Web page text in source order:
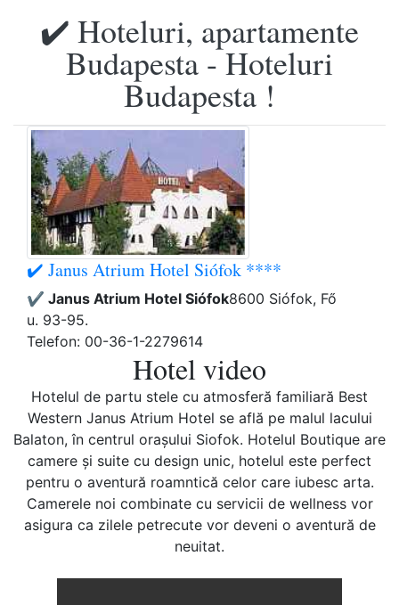
✔️ Hoteluri, apartamente
Budapesta - Hoteluri
Budapesta !
✔️ Janus Atrium Hotel Siófok ****
✔️ Janus Atrium Hotel Siófok8600 Siófok, Fő
u. 93-95.
Telefon: 00-36-1-2279614
Hotel video
Hotelul de partu stele cu atmosferă familiară Best
Western Janus Atrium Hotel se află pe malul lacului
Balaton, în centrul oraşului Siofok. Hotelul Boutique are
camere şi suite cu design unic, hotelul este perfect
pentru o aventură roamntică celor care iubesc arta.
Camerele noi combinate cu servicii de wellness vor
asigura ca zilele petrecute vor deveni o aventură de
neuitat.